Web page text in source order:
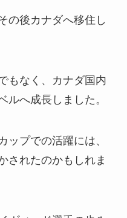
の後カナダへ移住し
もなく、カナダ国内
ルへ成長しました。
ップでの活躍には、
されたのかもしれま